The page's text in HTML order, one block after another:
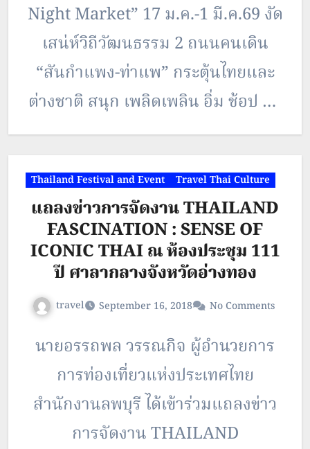
Night Market” 17 ม.ค.-1 มี.ค.69 งัด
เสน่ห์วิถีวัฒนธรรม 2 ถนนคนเดิน
“สันกำแพง-ท่าแพ” กระตุ้นไทยและ
ต่างชาติ สนุก เพลิดเพลิน อิ่ม ช้อป ชิล
พื้นที่ละ 10 จุด 6 สัปดาห์ คาดเงิน
ตรากุล ผู้อำนวยการภูมิภาคภาคเหนือ
การท่องเที่ยวแห่งประเทศไทย (ททท.)
…
Thailand Festival and Event Travel Thai Culture
แถลงข่าวการจัดงาน THAILAND
FASCINATION : SENSE OF
ICONIC THAI ณ ห้องประชุม 111
ปี ศาลากลางจังหวัดอ่างทอง
travel September 16, 2018 No Comments
นายอรรถพล วรรณกิจ ผู้อำนวยการ
การท่องเที่ยวแห่งประเทศไทย
สำนักงานลพบุรี ได้เข้าร่วมแถลงข่าว
การจัดงาน THAILAND